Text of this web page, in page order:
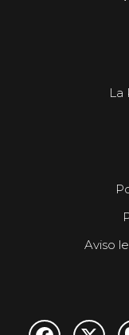
La
Aviso